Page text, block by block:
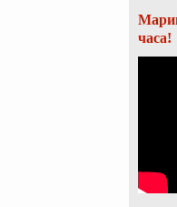
часа!